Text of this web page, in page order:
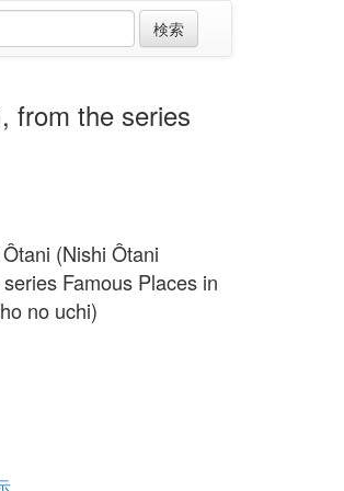
from the series
(Nishi Ôtani
Famous Places in
no uchi)